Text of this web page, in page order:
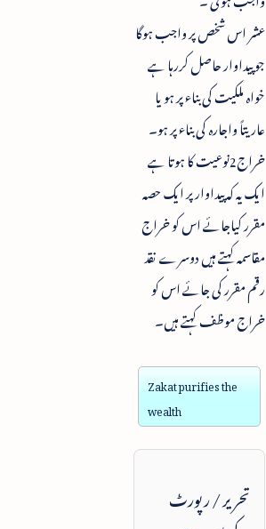
عشر اس شخص پر واجب ہوگا
جو پیداوار حاصل کررہا ہے
خواہ ملکیت کی بناء پر ہو یا
عاریتاً واجارہ کی بناء پر ہو۔
خراج2نوعیت کا ہوتا ہے
ایک یہ کہ پیداوار پر ایک حصہ
مقرر کیاجائے اس کو خراج
مقاسمہ کہتے ہیں دوسرے نقد
رقم مقرر کی جائے اس کو
خراج موظف کہتے ہیں۔
Zakat purifies the
wealth
تحریر / رپورٹ